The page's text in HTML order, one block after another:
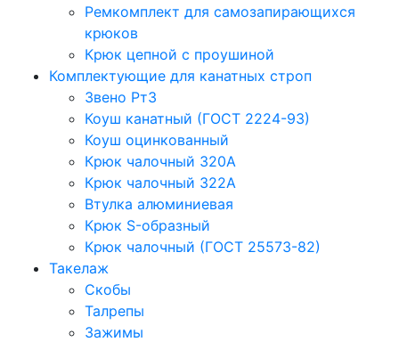
Ремкомплект для самозапирающихся
крюков
Крюк цепной с проушиной
Комплектующие для канатных строп
Звено Рт3
Коуш канатный (ГОСТ 2224-93)
Коуш оцинкованный
Крюк чалочный 320А
Крюк чалочный 322А
Втулка алюминиевая
Крюк S-образный
Крюк чалочный (ГОСТ 25573-82)
Такелаж
Скобы
Талрепы
Зажимы